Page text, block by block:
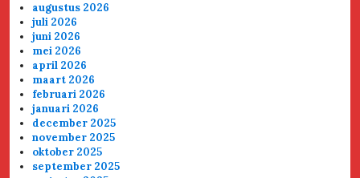
augustus 2026
juli 2026
juni 2026
mei 2026
april 2026
maart 2026
februari 2026
januari 2026
december 2025
november 2025
oktober 2025
september 2025